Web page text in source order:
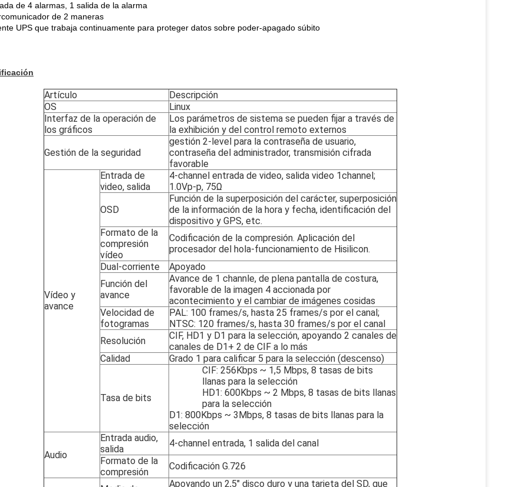
de 4 alarmas, 1 salida de la alarma
de 2 maneras
UPS que trabaja continuamente para proteger datos sobre poder-apagado súbito
Artículo
Descripción
OS
Linux
Interfaz de la operación de
los gráficos
Los parámetros de sistema se pueden fijar a través de
la exhibición y del control remoto externos
Gestión de la seguridad
gestión 2-level para la contraseña de usuario,
contraseña del administrador, transmisión cifrada
favorable
Vídeo y
avance
Entrada de
video, salida
4-channel entrada de video, salida video 1channel;
1.0Vp-p, 75Ω
OSD
Función de la superposición del carácter, superposición
de la información de la hora y fecha, identificación del
dispositivo y GPS, etc.
Formato de la
compresión
vídeo
Codificación de la compresión. Aplicación del
procesador del hola-funcionamiento de Hisilicon.
Dual-corriente
Apoyado
Función del
avance
Avance de 1 channle, de plena pantalla de costura,
favorable de la imagen 4 accionada por
acontecimiento y el cambiar de imágenes cosidas
Velocidad de
fotogramas
PAL: 100 frames/s, hasta 25 frames/s por el canal;
NTSC: 120 frames/s, hasta 30 frames/s por el canal
Resolución
CIF, HD1 y D1 para la selección, apoyando 2 canales de
canales de D1+ 2 de CIF a lo más
Calidad
Grado 1 para calificar 5 para la selección (descenso)
Tasa de bits
CIF: 256Kbps ~ 1,5 Mbps, 8 tasas de bits
llanas para la selección
HD1: 600Kbps ~ 2 Mbps, 8 tasas de bits llanas
para la selección
D1: 800Kbps ~ 3Mbps, 8 tasas de bits llanas para la
selección
Audio
Entrada audio,
salida
4-channel entrada, 1 salida del canal
Formato de la
compresión
Codificación G.726
Apoyando un 2,5" disco duro y una tarjeta del SD, que